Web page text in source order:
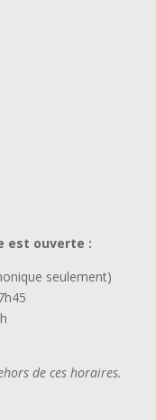
est ouverte :
seulement)
de ces horaires.